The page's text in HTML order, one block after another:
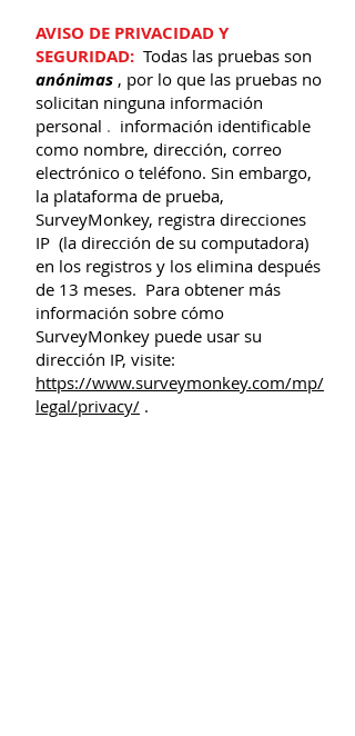
AVISO DE PRIVACIDAD Y
SEGURIDAD: Todas las pruebas son
anónimas , por lo que las pruebas no
solicitan ninguna información
personal . información identificable
como nombre, dirección, correo
electrónico o teléfono. Sin embargo,
la plataforma de prueba,
SurveyMonkey, registra direcciones
IP (la dirección de su computadora)
en los registros y los elimina después
de 13 meses. Para obtener más
información sobre cómo
SurveyMonkey puede usar su
dirección IP, visite:
https://www.surveymonkey.com/mp/
legal/privacy/ .